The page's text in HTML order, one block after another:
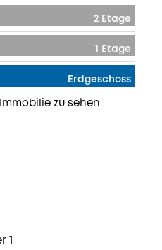
2 Etage
1 Etage
Erdgeschoss
zu sehen